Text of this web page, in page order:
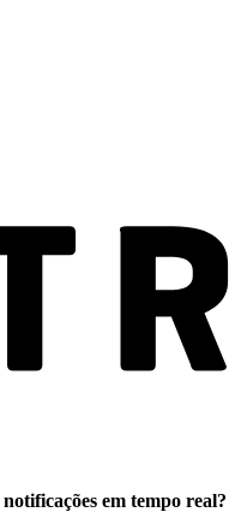
notificações em tempo real?